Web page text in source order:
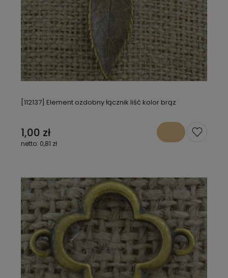
[112137] Element ozdobny łącznik liść kolor brąz
1,00 zł
0,81 zł